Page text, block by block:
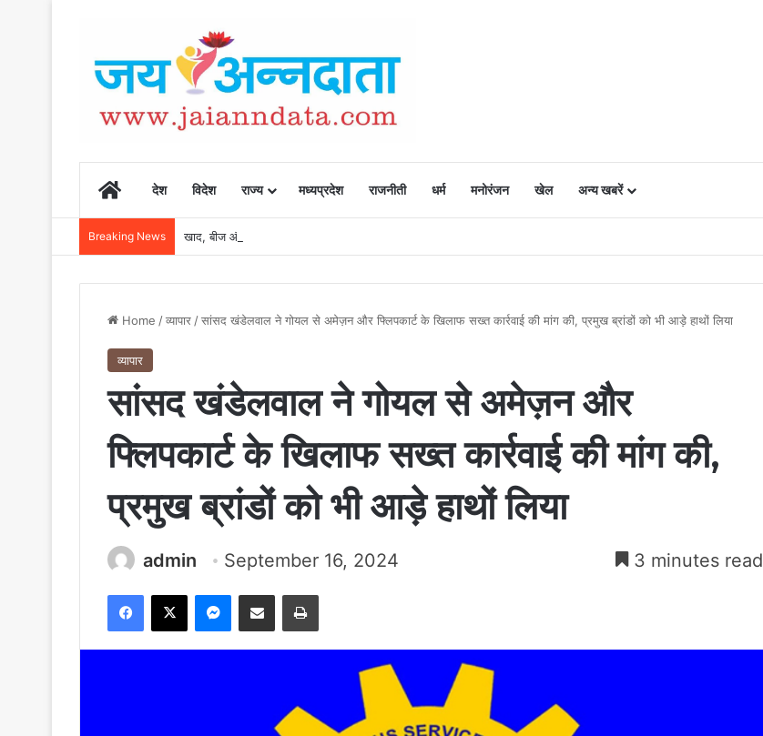
Homeदेश विदेश राज्य मध्यप्रदेश राजनीती धर्म मनोरंजन खेल अन्य खबरें
Breaking News खाद, बीज और उर्वरकों की समय पर उपलब्धता से किसानों में उत्साह, नैनो डीएपी और नैनो यूरिया बने किसानों के भरोसेमंद कृषि साथी…..
Home /व्यापार/सांसद खंडेलवाल ने गोयल से अमेज़न और फ्लिपकार्ट के खिलाफ सख्त कार्रवाई की मांग की, प्रमुख ब्रांडों को भी आड़े हाथों लिया
व्यापार
सांसद खंडेलवाल ने गोयल से अमेज़न और
फ्लिपकार्ट के खिलाफ सख्त कार्रवाई की मांग की,
प्रमुख ब्रांडों को भी आड़े हाथों लिया
admin September 16, 2024 3 minutes read
Facebook
X Messenger
Share via Email Print